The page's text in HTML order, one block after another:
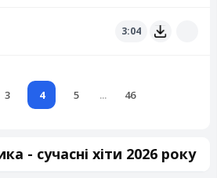
3:04
3 4 5 ... 46
- сучасні хіти 2026 року